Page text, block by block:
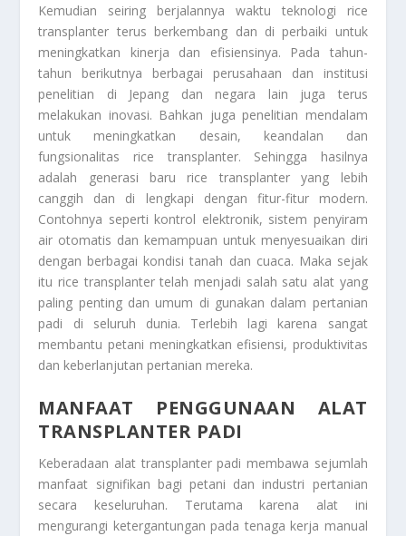
Kemudian seiring berjalannya waktu teknologi rice
transplanter terus berkembang dan di perbaiki untuk
meningkatkan kinerja dan efisiensinya. Pada tahun-
tahun berikutnya berbagai perusahaan dan institusi
penelitian di Jepang dan negara lain juga terus
melakukan inovasi. Bahkan juga penelitian mendalam
untuk meningkatkan desain, keandalan dan
fungsionalitas rice transplanter. Sehingga hasilnya
adalah generasi baru rice transplanter yang lebih
canggih dan di lengkapi dengan fitur-fitur modern.
Contohnya seperti kontrol elektronik, sistem penyiram
air otomatis dan kemampuan untuk menyesuaikan diri
dengan berbagai kondisi tanah dan cuaca. Maka sejak
itu rice transplanter telah menjadi salah satu alat yang
paling penting dan umum di gunakan dalam pertanian
padi di seluruh dunia. Terlebih lagi karena sangat
membantu petani meningkatkan efisiensi, produktivitas
dan keberlanjutan pertanian mereka.
MANFAAT PENGGUNAAN ALAT
TRANSPLANTER PADI
Keberadaan alat transplanter padi membawa sejumlah
manfaat signifikan bagi petani dan industri pertanian
secara keseluruhan. Terutama karena alat ini
mengurangi ketergantungan pada tenaga kerja manual